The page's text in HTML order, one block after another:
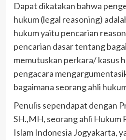
Dapat dikatakan bahwa
hukum (legal reasoning)
hukum yaitu pencarian
pencarian dasar tentang
memutuskan perkara/ kasus
pengacara
bagaimana seorang ahli
Penulis sependapat dengan
SH.,MH, seorang ahli Hukum
Islam Indonesia Jogyakarta,